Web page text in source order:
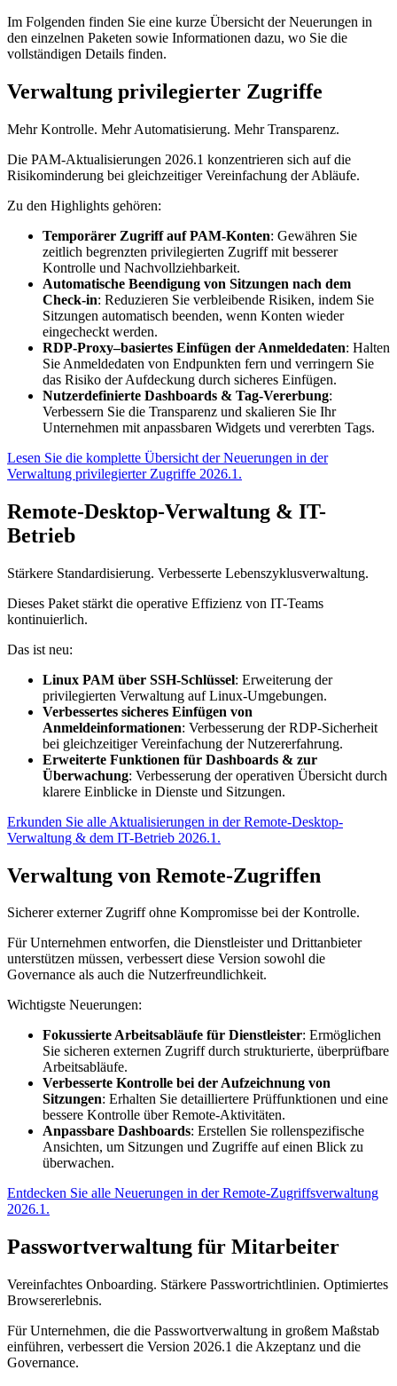
Im Folgenden finden Sie eine kurze Übersicht der Neuerungen in
den einzelnen Paketen sowie Informationen dazu, wo Sie die
vollständigen Details finden.
Verwaltung privilegierter Zugriffe
Mehr Kontrolle. Mehr Automatisierung. Mehr Transparenz.
Die PAM-Aktualisierungen 2026.1 konzentrieren sich auf die
Risikominderung bei gleichzeitiger Vereinfachung der Abläufe.
Zu den Highlights gehören:
Temporärer Zugriff auf PAM-Konten: Gewähren Sie
zeitlich begrenzten privilegierten Zugriff mit besserer
Kontrolle und Nachvollziehbarkeit.
Automatische Beendigung von Sitzungen nach dem
Check-in: Reduzieren Sie verbleibende Risiken, indem Sie
Sitzungen automatisch beenden, wenn Konten wieder
eingecheckt werden.
RDP-Proxy–basiertes Einfügen der Anmeldedaten: Halten
Sie Anmeldedaten von Endpunkten fern und verringern Sie
das Risiko der Aufdeckung durch sicheres Einfügen.
Nutzerdefinierte Dashboards & Tag-Vererbung:
Verbessern Sie die Transparenz und skalieren Sie Ihr
Unternehmen mit anpassbaren Widgets und vererbten Tags.
Lesen Sie die komplette Übersicht der Neuerungen in der
Verwaltung privilegierter Zugriffe 2026.1.
Remote-Desktop-Verwaltung & IT-
Betrieb
Stärkere Standardisierung. Verbesserte Lebenszyklusverwaltung.
Dieses Paket stärkt die operative Effizienz von IT-Teams
kontinuierlich.
Das ist neu:
Linux PAM über SSH-Schlüssel: Erweiterung der
privilegierten Verwaltung auf Linux-Umgebungen.
Verbessertes sicheres Einfügen von
Anmeldeinformationen: Verbesserung der RDP-Sicherheit
bei gleichzeitiger Vereinfachung der Nutzererfahrung.
Erweiterte Funktionen für Dashboards & zur
Überwachung: Verbesserung der operativen Übersicht durch
klarere Einblicke in Dienste und Sitzungen.
Erkunden Sie alle Aktualisierungen in der Remote-Desktop-
Verwaltung & dem IT-Betrieb 2026.1.
Verwaltung von Remote-Zugriffen
Sicherer externer Zugriff ohne Kompromisse bei der Kontrolle.
Für Unternehmen entworfen, die Dienstleister und Drittanbieter
unterstützen müssen, verbessert diese Version sowohl die
Governance als auch die Nutzerfreundlichkeit.
Wichtigste Neuerungen:
Fokussierte Arbeitsabläufe für Dienstleister: Ermöglichen
Sie sicheren externen Zugriff durch strukturierte, überprüfbare
Arbeitsabläufe.
Verbesserte Kontrolle bei der Aufzeichnung von
Sitzungen: Erhalten Sie detailliertere Prüffunktionen und eine
bessere Kontrolle über Remote-Aktivitäten.
Anpassbare Dashboards: Erstellen Sie rollenspezifische
Ansichten, um Sitzungen und Zugriffe auf einen Blick zu
überwachen.
Entdecken Sie alle Neuerungen in der Remote-Zugriffsverwaltung
2026.1.
Passwortverwaltung für Mitarbeiter
Vereinfachtes Onboarding. Stärkere Passwortrichtlinien. Optimiertes
Browsererlebnis.
Für Unternehmen, die die Passwortverwaltung in großem Maßstab
einführen, verbessert die Version 2026.1 die Akzeptanz und die
Governance.